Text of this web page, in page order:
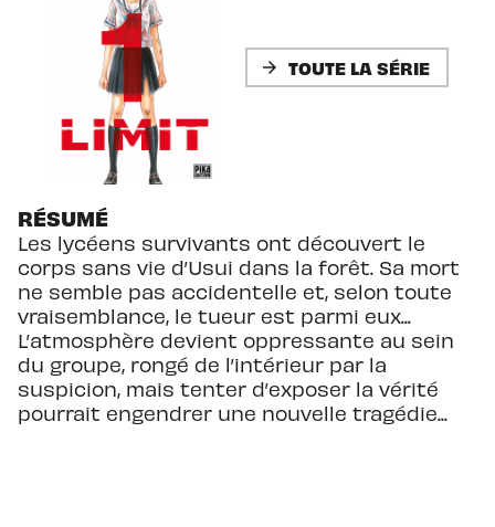
arrow_forward TOUTE LA SÉRIE
RÉSUMÉ
Les lycéens survivants ont découvert le
corps sans vie d’Usui dans la forêt. Sa mort
ne semble pas accidentelle et, selon toute
vraisemblance, le tueur est parmi eux...
L’atmosphère devient oppressante au sein
du groupe, rongé de l’intérieur par la
suspicion, mais tenter d’exposer la vérité
pourrait engendrer une nouvelle tragédie...